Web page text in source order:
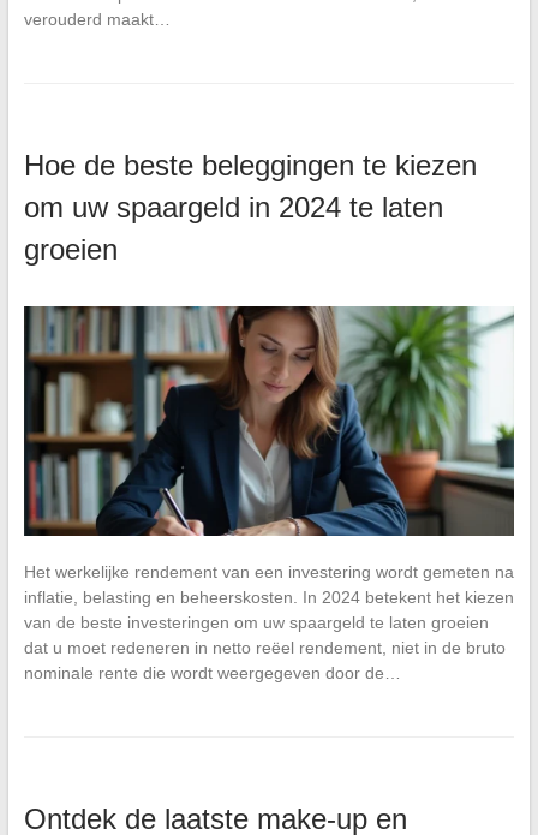
verouderd maakt…
Hoe de beste beleggingen te kiezen
om uw spaargeld in 2024 te laten
groeien
Het werkelijke rendement van een investering wordt gemeten na
inflatie, belasting en beheerskosten. In 2024 betekent het kiezen
van de beste investeringen om uw spaargeld te laten groeien
dat u moet redeneren in netto reëel rendement, niet in de bruto
nominale rente die wordt weergegeven door de…
Ontdek de laatste make-up en